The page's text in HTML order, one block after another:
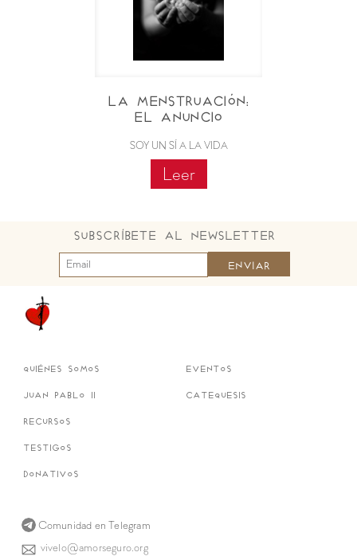
La menstruación:
El anuncio
SOY UN SÍ A LA VIDA
Leer
Subscríbete al Newsletter
quiénes somos
juan pablo ii
recursos
testigos
donativos
eventos
catequesis
Comunidad en Telegram
vivelo@amorseguro.org